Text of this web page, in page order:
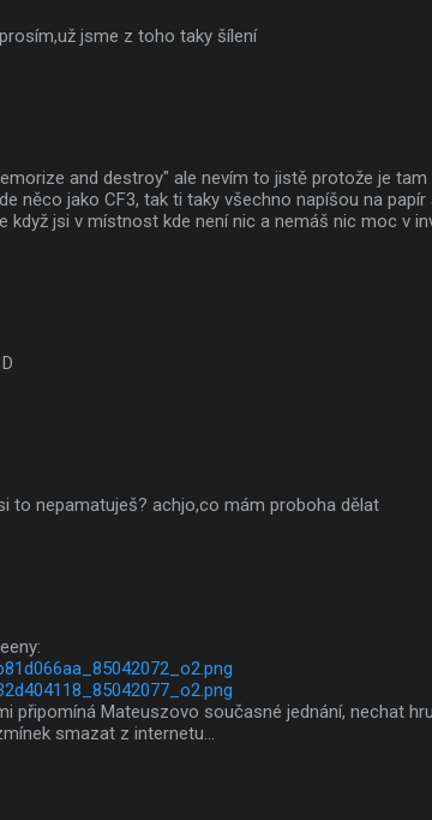
jsme z toho taky šílení
and destroy" ale nevím to jistě protože je
něco jako CF3, tak ti taky všechno napíšou na
když jsi v místnost kde není nic a nemáš nic moc v
to nepamatuješ? achjo,co mám proboha dělat
připomíná Mateuszovo současné jednání, nechat
smazat z internetu...